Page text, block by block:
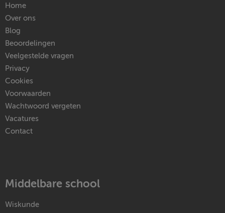
Home
Over ons
Blog
Beoordelingen
Veelgestelde vragen
Privacy
Cookies
Voorwaarden
Wachtwoord vergeten
Vacatures
Contact
Middelbare school
Wiskunde